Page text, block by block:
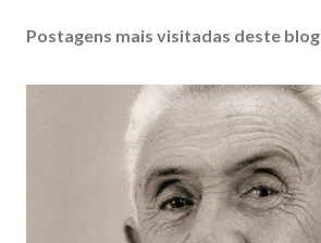
Postagens mais visitadas deste blog